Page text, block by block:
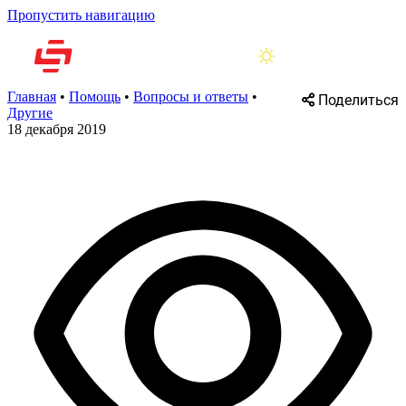
Пропустить навигацию
Главная • Помощь • Вопросы и ответы •
Другие
Поделиться
18 декабря 2019